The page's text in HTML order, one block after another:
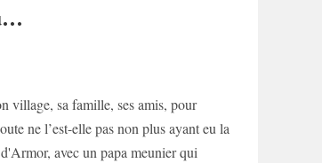
village, sa famille, ses amis, pour
ne l’est-elle pas non plus ayant eu la
avec un papa meunier qui